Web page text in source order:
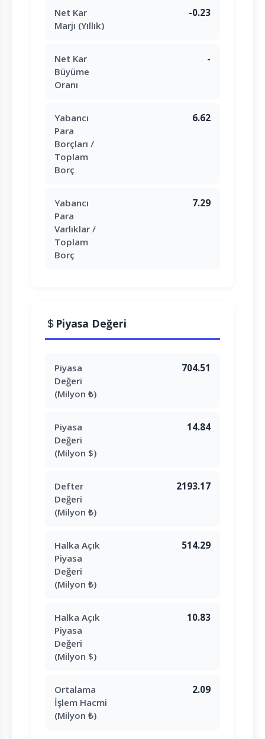
Net Kar
Marjı (Yıllık)
-0.23
Net Kar
Büyüme
Oranı
-
Yabancı
Para
Borçları /
Toplam
Borç
6.62
Yabancı
Para
Varlıklar /
Toplam
Borç
7.29
Piyasa Değeri
Piyasa
Değeri
(Milyon ₺)
704.51
Piyasa
Değeri
(Milyon $)
14.84
Defter
Değeri
(Milyon ₺)
2193.17
Halka Açık
Piyasa
Değeri
(Milyon ₺)
514.29
Halka Açık
Piyasa
Değeri
(Milyon $)
10.83
Ortalama
İşlem Hacmi
(Milyon ₺)
2.09